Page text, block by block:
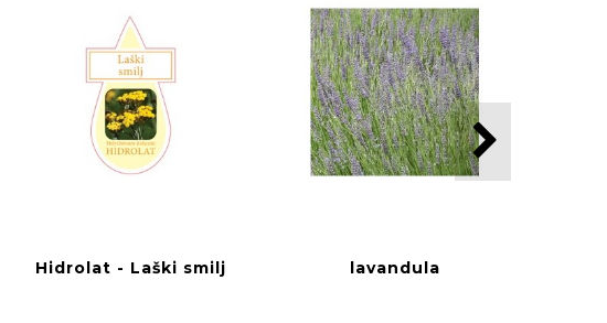
Hidrolat - Laški smilj lavandula